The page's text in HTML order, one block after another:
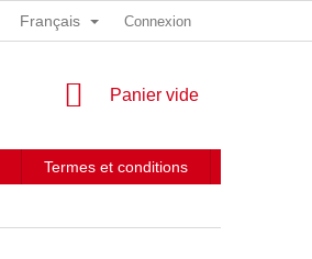
Français Connexion
PANIER
Panier vide
Termes et conditions